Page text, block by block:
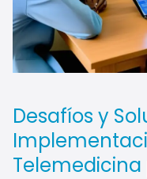
Desafíos y
Telemedicina